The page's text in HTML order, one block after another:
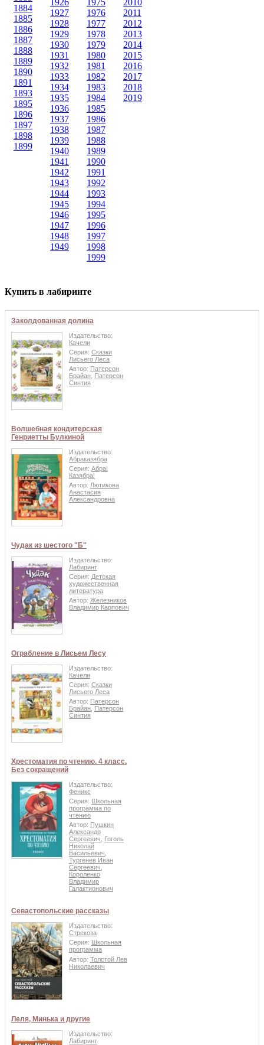
1884
1885
1886
1887
1888
1889
1890
1891
1893
1895
1896
1897
1898
1899
1926
1927
1928
1929
1930
1931
1932
1933
1934
1935
1936
1937
1938
1939
1940
1941
1942
1943
1944
1945
1946
1947
1948
1949
1975
1976
1977
1978
1979
1980
1981
1982
1983
1984
1985
1986
1987
1988
1989
1990
1991
1992
1993
1994
1995
1996
1997
1998
1999
2010
2011
2012
2013
2014
2015
2016
2017
2018
2019
Купить в лабиринте
Заколдованная долина
Издательство:
Качели
Серия: Сказки
Лисьего Леса
Автор: Патерсон
Брайан
Патерсон
Синтия
Волшебная кондитерская
Генриетты Булкиной
Издательство:
Абраказябра
Серия: Абра!
Казябра!
Автор: Лютикова
Анастасия
Александровна
Чудак из шестого "Б"
Издательство:
Лабиринт
Серия: Детская
художественная
литература
Автор: Железников
Владимир Карпович
Ограбление в Лисьем Лесу
Издательство:
Качели
Серия: Сказки
Лисьего Леса
Автор: Патерсон
Брайан
Патерсон
Синтия
Хрестоматия по чтению. 4 класс.
Без сокращений
Издательство:
Феникс
Серия: Школьная
программа по
чтению
Автор: Пушкин
Александр
Сергеевич
Гоголь
Николай
Васильевич
Тургенев Иван
Сергеевич
Короленко
Владимир
Галактионович
Севастопольские рассказы
Издательство:
Стрекоза
Серия: Школьная
программа
Автор: Толстой Лев
Николаевич
Леля, Минька и другие
Издательство:
Лабиринт